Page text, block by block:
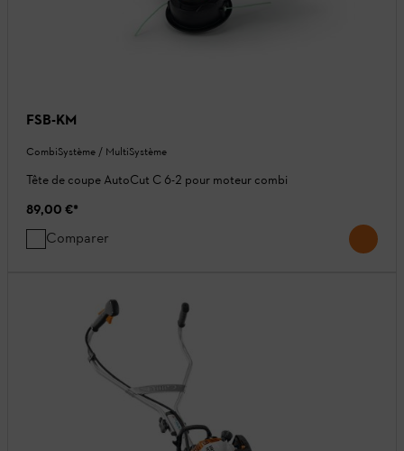
FSB-KM
CombiSystème / MultiSystème
Tête de coupe AutoCut C 6-2 pour moteur combi
89,00 €*
Comparer